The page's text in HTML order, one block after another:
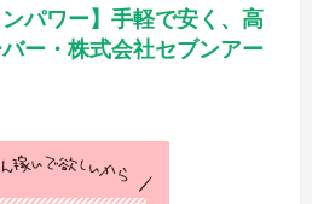
ンパワー】手軽で安く、高
ー・株式会社セブンアー